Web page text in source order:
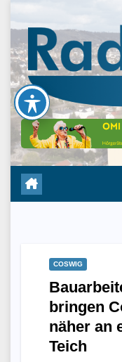
content
COSWIG
bringen
näher an
Teich